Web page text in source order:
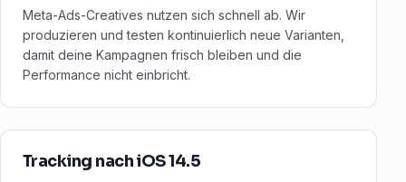
Meta-Ads-Creatives nutzen sich schnell ab. Wir
produzieren und testen kontinuierlich neue Varianten,
damit deine Kampagnen frisch bleiben und die
Performance nicht einbricht.
Tracking nach iOS 14.5